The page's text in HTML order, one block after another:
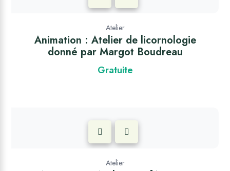
Atelier
Animation : Atelier de licornologie
donné par Margot Boudreau
Gratuite
Atelier